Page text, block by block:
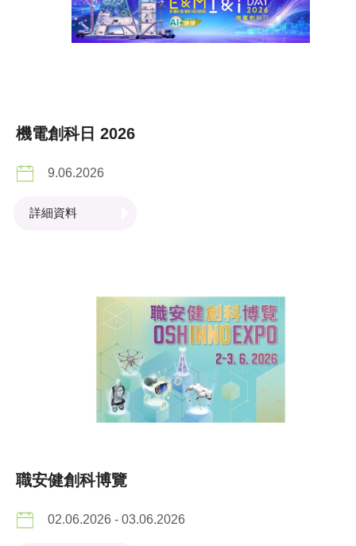
機電創科日 2026
9.06.2026
詳細資料
職安健創科博覽
02.06.2026 - 03.06.2026